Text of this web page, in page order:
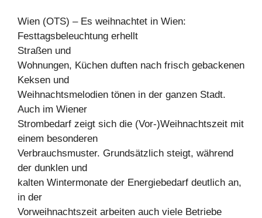
Wien (OTS) – Es weihnachtet in Wien:
Festtagsbeleuchtung erhellt
Straßen und
Wohnungen, Küchen duften nach frisch gebackenen
Keksen und
Weihnachtsmelodien tönen in der ganzen Stadt.
Auch im Wiener
Strombedarf zeigt sich die (Vor-)Weihnachtszeit mit
einem besonderen
Verbrauchsmuster. Grundsätzlich steigt, während
der dunklen und
kalten Wintermonate der Energiebedarf deutlich an,
in der
Vorweihnachtszeit arbeiten auch viele Betriebe